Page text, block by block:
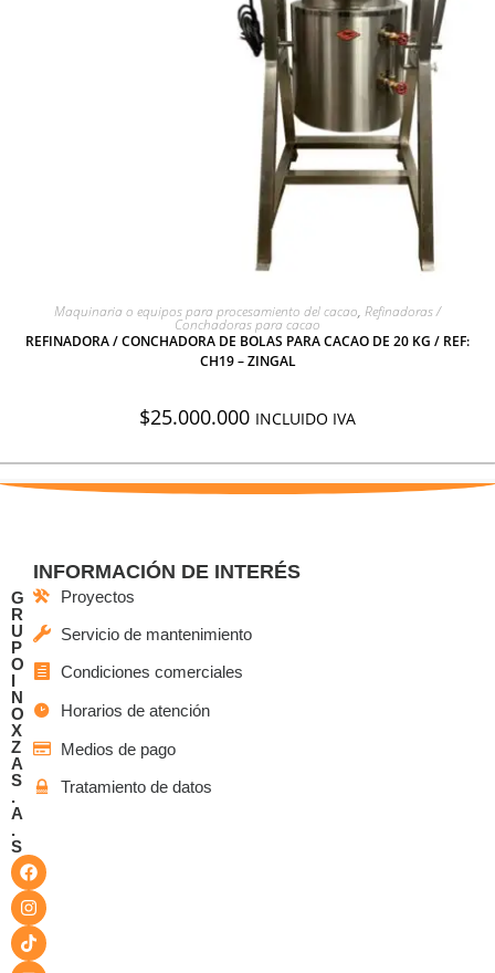
AGREGAR A COTIZACIÓN
Maquinaria o equipos para procesamiento del cacao, Refinadoras /
Conchadoras para cacao
REFINADORA / CONCHADORA DE BOLAS PARA CACAO DE 20 KG / REF:
CH19 – ZINGAL
$25.000.000 INCLUIDO IVA
G
R
U
P
O
I
N
O
X
Z
A
S
.
A
.
S
INFORMACIÓN DE INTERÉS
Proyectos
Servicio de mantenimiento
Condiciones comerciales
Horarios de atención
Medios de pago
Tratamiento de datos